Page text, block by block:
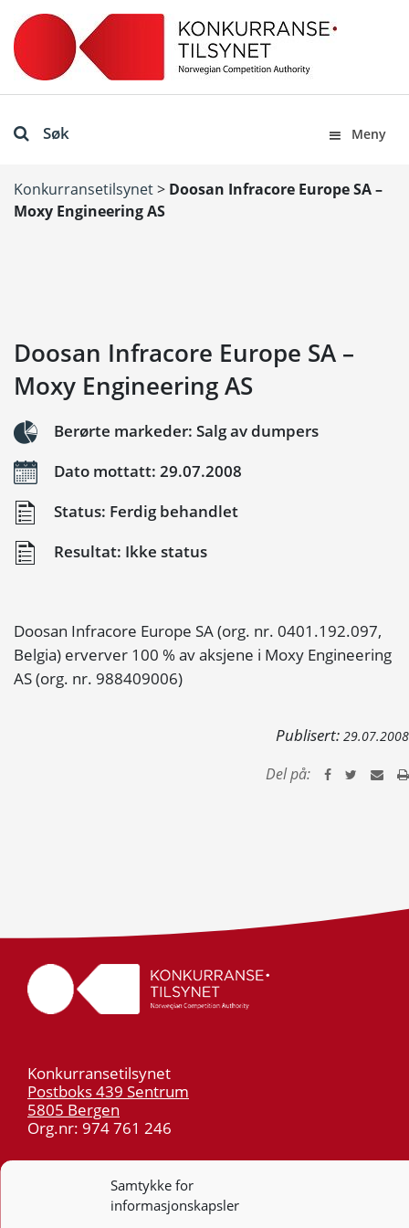
Samtykke for
informasjonskapsler
Søk Meny
Konkurransetilsynet> Doosan Infracore Europe SA –
Moxy Engineering AS
Doosan Infracore Europe SA –
Moxy Engineering AS
Berørte markeder: Salg av dumpers
Dato mottatt: 29.07.2008
Status: Ferdig behandlet
Resultat: Ikke status
Doosan Infracore Europe SA (org. nr. 0401.192.097,
Belgia) erverver 100 % av aksjene i Moxy Engineering
AS (org. nr. 988409006)
Publisert: 29.07.2008
Del på:
Konkurransetilsynet
Postboks 439 Sentrum
5805 Bergen
Org.nr: 974 761 246
55 59 75 00
post@kt.no